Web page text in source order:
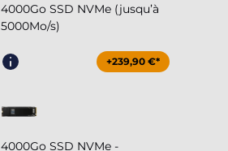
4000Go SSD NVMe (jusqu’à
5000Mo/s)
+239,90 €*
4000Go SSD NVMe -